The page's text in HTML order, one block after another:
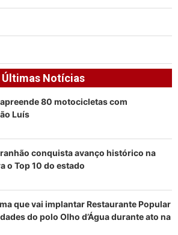
Últimas Notícias
80 motocicletas com
Luís
conquista avanço histórico na
o Top 10 do estado
que vai implantar Restaurante Popular
do polo Olho d’Água durante ato na